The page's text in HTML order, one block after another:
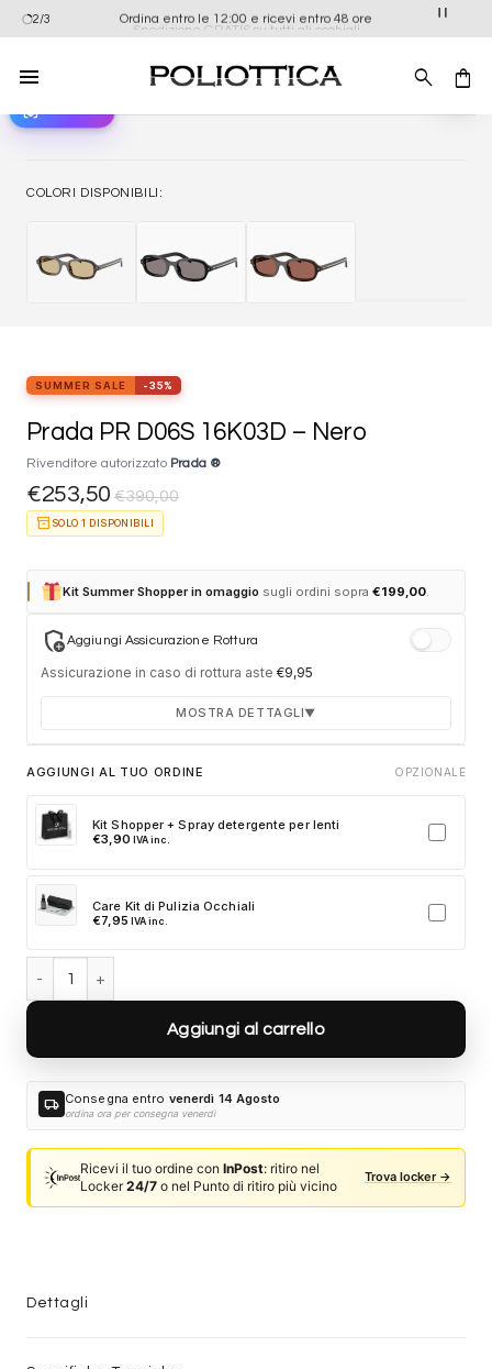
Salta
ai
contenuti
2/3
Spedizione GRATIS su tutti gli occhiali
Ordina entro le 12:00 e ricevi entro 48 ore
view_in_ar
COLORI DISPONIBILI:
SUMMER SALE -35%
Prada PR D06S 16K03D – Nero
Rivenditore autorizzato Prada ®
€253,50 €390,00
inventory_2 SOLO 1 DISPONIBILI
Kit Summer Shopper in omaggio sugli ordini sopra€199,00
add_moderatorAggiungi Assicurazione Rottura
Assicurazione in caso di rottura aste €9,95
MOSTRA DETTAGLI▼
Durata 12 mesi dalla consegna dell'ordine
accidentale
Ricambi originali e certificati del produttore
Clicca sulla card per attivare l'assicurazione. Se non clicchi, non
verrà aggiunta al tuo ordine.
AGGIUNGI AL TUO ORDINE OPZIONALE
Kit Shopper + Spray detergente per lenti
€3,90 IVA inc.
Care Kit di Pulizia Occhiali
€7,95 IVA inc.
Aggiungi al carrello
local_shipping Consegna entro venerdì 14 Agosto
ordina ora per consegna venerdì
Ricevi il tuo ordine conInPost: ritiro nel
Locker24/7 o nel Punto di ritiro più vicino
Trova locker →
Dettagli